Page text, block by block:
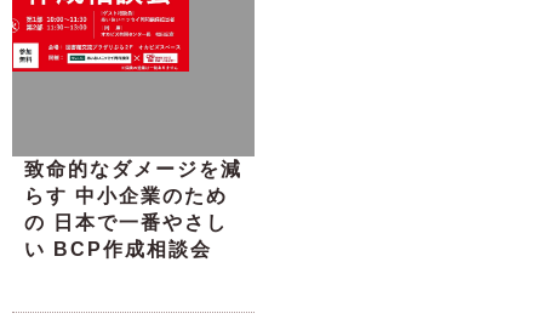
致命的なダメージを減
らす 中小企業のため
の 日本で一番やさし
い BCP作成相談会